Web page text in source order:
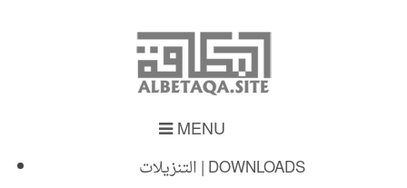
MENU
التنزيلات | DOWNLOADS